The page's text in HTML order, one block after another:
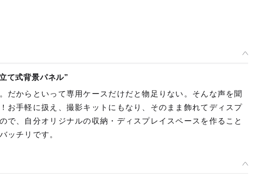
て式背景パネル”
だからといって専用ケースだけだと物足りない。そんな声を聞
お手軽に扱え、撮影キットにもなり、そのまま飾れてディスプ
で、自分オリジナルの収納・ディスプレイスペースを作ること
ッチリです。